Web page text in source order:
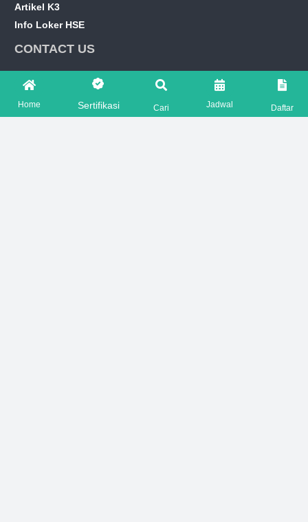
Artikel K3
Info Loker HSE
CONTACT US
marketing@hseprime.com
AJENG +62 821-7776-2221
Home Sertifikasi Cari Jadwal Daftar